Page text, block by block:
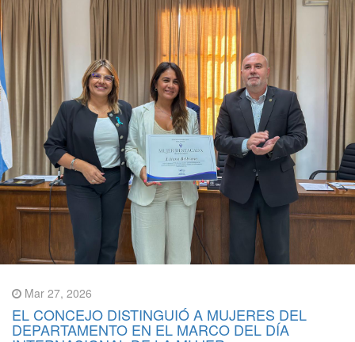
Mar 27, 2026
EL CONCEJO DISTINGUIÓ A MUJERES DEL
DEPARTAMENTO EN EL MARCO DEL DÍA